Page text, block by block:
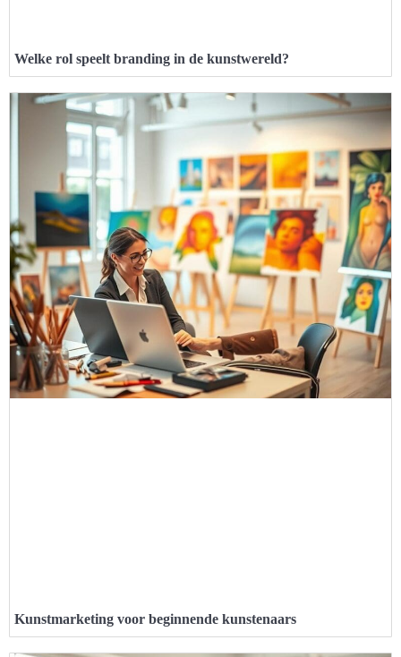
Welke rol speelt branding in de kunstwereld?
Kunstmarketing voor beginnende kunstenaars